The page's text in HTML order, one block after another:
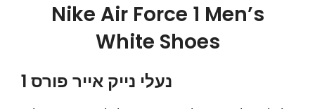
Nike Air Force 1 Men’s
White Shoes